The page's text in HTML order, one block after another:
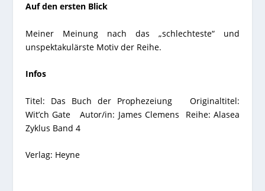
Auf den ersten Blick
Meiner Meinung nach das „schlechteste“ und
unspektakulärste Motiv der Reihe.
Infos
Titel: Das Buch der Prophezeiung Originaltitel:
Wit’ch Gate Autor/in: James Clemens Reihe: Alasea
Zyklus Band 4
Verlag: Heyne